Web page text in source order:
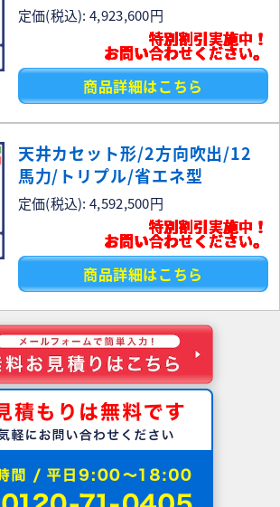
定価(税込): 4,923,600円
特別割引実施中！
お問い合わせください。
商品詳細はこちら
天井カセット形/2方向吹出/12
馬力/トリプル/省エネ型
定価(税込): 4,592,500円
特別割引実施中！
お問い合わせください。
商品詳細はこちら